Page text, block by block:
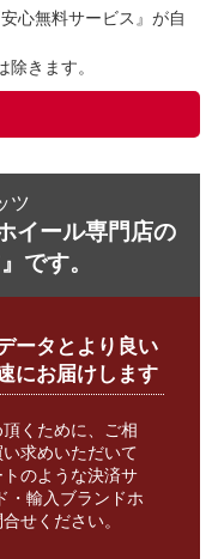
心無料サービス』が自
きます。
イール専門店の
です。
ータとより良い
にお届けします
くために、ご相
求めいただいて
のような決済サ
・輸入ブランドホ
せください。